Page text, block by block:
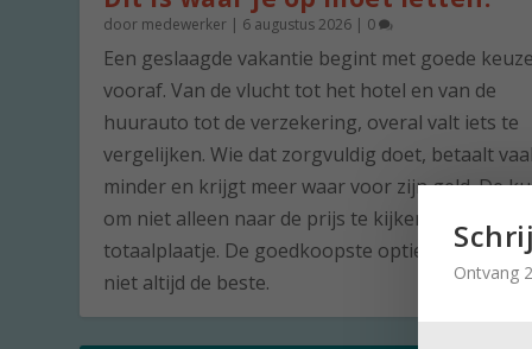
door medewerker | 6 augustus 2026 | 0
Een geslaagde vakantie begint met goede
vooraf. Van de vlucht tot het hotel en van de
huurauto tot de verzekering, overal valt iets te
vergelijken. Wie dat zorgvuldig doet, betaalt
minder en krijgt meer waar voor zijn geld. De
om niet alleen naar de prijs te kijken, maar naar
totaalplaatje. De goedkoopste optie is namelijk
niet altijd de beste.
Ontvang